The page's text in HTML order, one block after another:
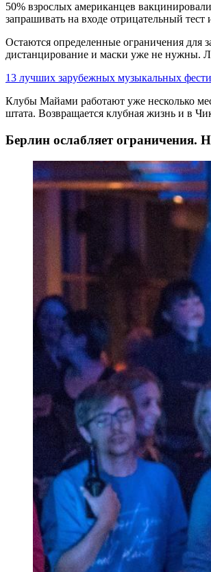
50% взрослых американцев
запрашивать на входе отрицательный
Остаются определенные ограничения для
дистанцирование и маски уже не нужны.
13 лучших зарубежных музыкальных
Клубы Майами работают уже несколько
штата. Возвращается клубная жизнь и в
Берлин ослабляет ограничения.